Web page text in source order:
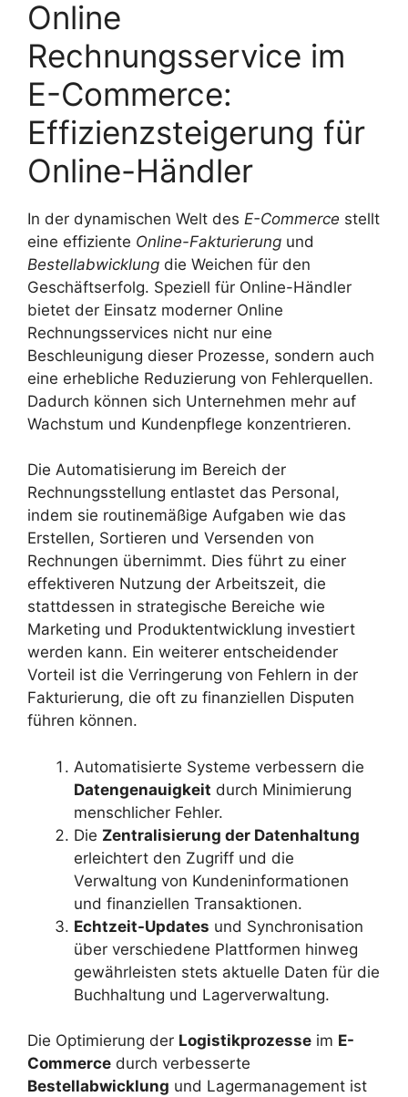
Online
Rechnungsservice im
E-Commerce:
Effizienzsteigerung für
Online-Händler
In der dynamischen Welt des E-Commerce stellt
eine effiziente Online-Fakturierung und
Bestellabwicklung die Weichen für den
Geschäftserfolg. Speziell für Online-Händler
bietet der Einsatz moderner Online
Rechnungsservices nicht nur eine
Beschleunigung dieser Prozesse, sondern auch
eine erhebliche Reduzierung von Fehlerquellen.
Dadurch können sich Unternehmen mehr auf
Wachstum und Kundenpflege konzentrieren.
Die Automatisierung im Bereich der
Rechnungsstellung entlastet das Personal,
indem sie routinemäßige Aufgaben wie das
Erstellen, Sortieren und Versenden von
Rechnungen übernimmt. Dies führt zu einer
effektiveren Nutzung der Arbeitszeit, die
stattdessen in strategische Bereiche wie
Marketing und Produktentwicklung investiert
werden kann. Ein weiterer entscheidender
Vorteil ist die Verringerung von Fehlern in der
Fakturierung, die oft zu finanziellen Disputen
führen können.
Automatisierte Systeme verbessern die
Datengenauigkeit durch Minimierung
menschlicher Fehler.
Die Zentralisierung der Datenhaltung
erleichtert den Zugriff und die
Verwaltung von Kundeninformationen
und finanziellen Transaktionen.
Echtzeit-Updates und Synchronisation
über verschiedene Plattformen hinweg
gewährleisten stets aktuelle Daten für die
Buchhaltung und Lagerverwaltung.
Die Optimierung der Logistikprozesse im E-
Commerce durch verbesserte
Bestellabwicklung und Lagermanagement ist